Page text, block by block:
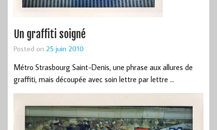
Un graffiti soigné
Posted on 25 juin 2010
Métro Strasbourg Saint-Denis, une phrase aux allures de
graffiti, mais découpée avec soin lettre par lettre …